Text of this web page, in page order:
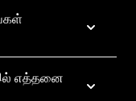
எத்தனை